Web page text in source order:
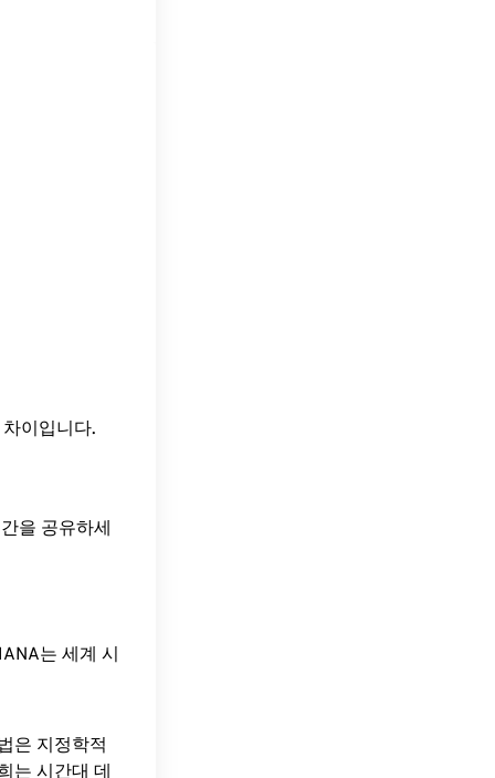
이입니다.
을 공유하세
는 세계 시
은 지정학적
는 시간대 데